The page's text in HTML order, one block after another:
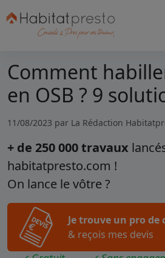
Comment
en OSB ? 9
11/08/2023 par La Rédaction
+ de 250 000 travaux
habitatpresto.com !
On lance le vôtre ?
Je trouve un pro de
& reçois mes devis